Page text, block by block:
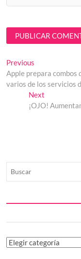
Navegación
de
entradas
Previous
post:
Apple prepara combos
varios de los servicios
NextNext
post:
¡OJO!
Categorías